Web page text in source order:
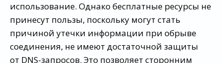
использование. Однако бесплатные ресурсы не
принесут пользы, поскольку могут стать
причиной утечки информации при обрыве
соединения, не имеют достаточной защиты
от DNS-запросов. Это позволяет сторонним